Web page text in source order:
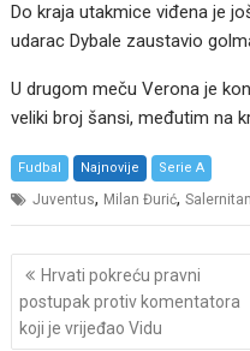
Do kraja utakmice viđena je
udarac Dybale zaustavio
U drugom meču Verona je
veliki broj šansi, međutim na
Fudbal Najnovije Serie A
Juventus, Milan Đurić,
Post
navigation
Hrvati pokreću pravni
postupak protiv komentatora
koji je vrijeđao Vidu